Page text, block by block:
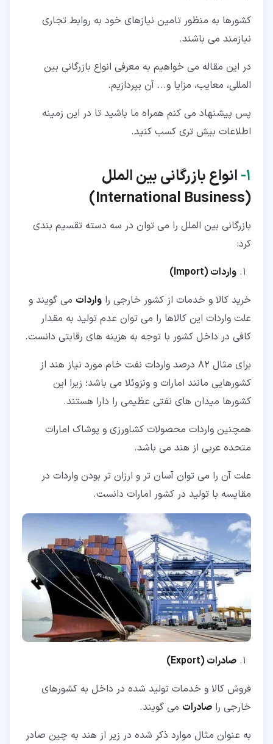
۴‏- معایب بازرگانی بین الملل
۶‏-‏۲‏- قواعد قابل استفاده برای روش حمل و نقل دریایی
کشورها به منظور تامین نیازهای خود به روابط تجاری
نیازمند می باشند.
در این مقاله می خواهیم به معرفی انواع بازرگانی بین
المللی، معایب، مزایا و... آن بپردازیم.
پس پیشنهاد می کنم همراه ما باشید تا در این زمینه
اطلاعات بیش تری کسب کنید.
۱‏- انواع بازرگانی بین الملل
(
International Business
)
بازرگانی بین الملل را می توان در سه دسته تقسیم بندی
کرد:
واردات (Import
)
خرید کالا و خدمات از کشور خارجی را واردات می گویند و
علت واردات این کالاها را می توان عدم تولید به مقدار
کافی در داخل کشور با توجه به هزینه های رقابتی دانست.
برای مثال 82 درصد واردات نفت خام مورد نیاز هند از
کشورهایی مانند امارات و ونزوئلا می باشد؛ زیرا این
کشورها میدان های نفتی عظیمی را دارا هستند.
همچنین واردات محصولات کشاورزی و پوشاک امارات
متحده عربی از هند می باشد.
علت آن را می توان آسان تر و ارزان تر بودن واردات در
مقایسه با تولید در کشور امارات دانست.
صادرات (Export
)
فروش کالا و خدمات تولید شده در داخل به کشورهای
خارجی را صادرات می گویند.
به عنوان مثال موارد ذکر شده در زیر از هند به چین صادر